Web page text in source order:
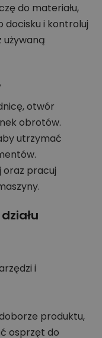
do materiału,
docisku i kontroluj
używaną
otwór
obrotów.
utrzymać
oraz pracuj
i
produktu,
osprzęt do